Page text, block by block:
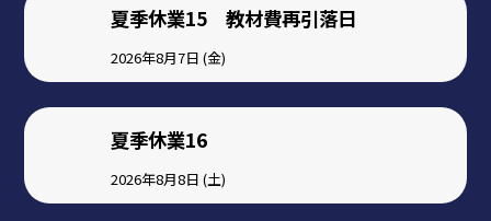
夏季休業15 教材費再引落日
2026年8月7日 (金)
夏季休業16
2026年8月8日 (土)